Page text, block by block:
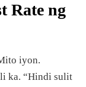
Rate ng
iyon.
ka. “Hindi sulit